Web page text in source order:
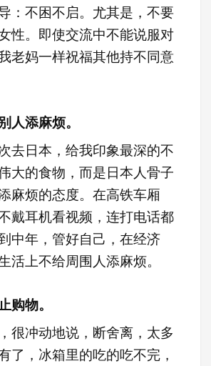
：不困不启。尤其是，不要
性。即使交流中不能说服对
老妈一样祝福其他持不同意
人添麻烦。
去日本，给我印象最深的不
大的食物，而是日本人骨子
麻烦的态度。在高铁车厢
戴耳机看视频，连打电话都
中年，管好自己，在经济
活上不给周围人添麻烦。
购物。
很冲动地说，断舍离，太多
了，冰箱里的吃的吃不完，